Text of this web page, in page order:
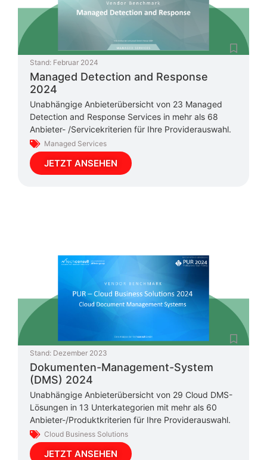
Stand: Februar 2024
Managed Detection and Response
2024
Unabhängige Anbieterübersicht von 23 Managed
Detection and Response Services in mehr als 68
Anbieter- /Servicekriterien für Ihre Providerauswahl.
Managed Services
JETZT ANSEHEN
Stand: Dezember 2023
Dokumenten-Management-System
(DMS) 2024
Unabhängige Anbieterübersicht von 29 Cloud DMS-
Lösungen in 13 Unterkategorien mit mehr als 60
Anbieter-/Produktkriterien für Ihre Providerauswahl.
Cloud Business Solutions
JETZT ANSEHEN